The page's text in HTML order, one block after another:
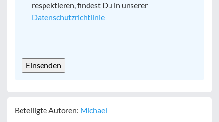
respektieren, findest Du in unserer
Datenschutzrichtlinie
Beteiligte Autoren: Michael